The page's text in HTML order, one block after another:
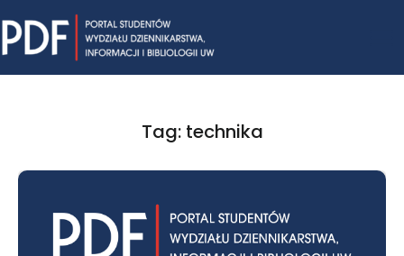
to
content
Tag: technika